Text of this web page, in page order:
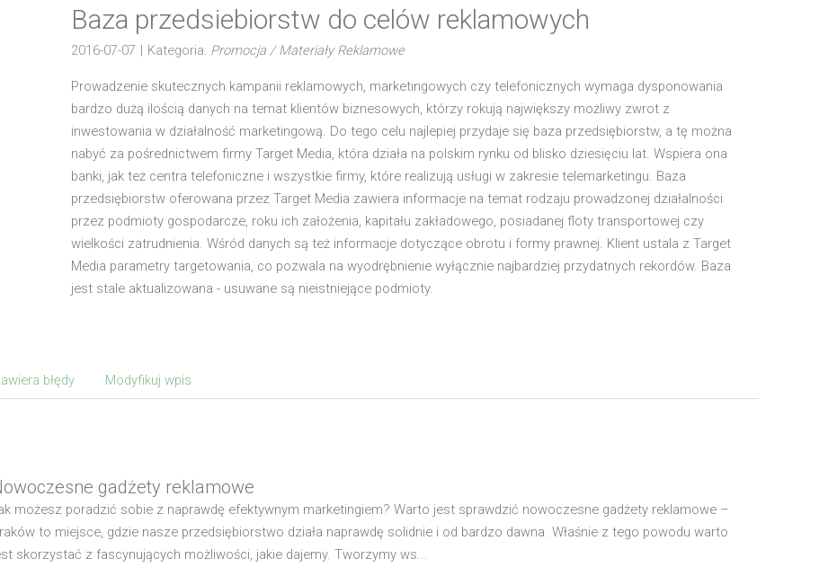
Baza przedsiebiorstw do celów reklamowych
2016-07-07 Kategoria: Promocja / Materiały Reklamowe
Prowadzenie skutecznych kampanii reklamowych, marketingowych czy telefonicznych wymaga dysponowania
bardzo dużą ilością danych na temat klientów biznesowych, którzy rokują największy możliwy zwrot z
inwestowania w działalność marketingową. Do tego celu najlepiej przydaje się baza przedsiębiorstw, a tę można
nabyć za pośrednictwem firmy Target Media, która działa na polskim rynku od blisko dziesięciu lat. Wspiera ona
banki, jak też centra telefoniczne i wszystkie firmy, które realizują usługi w zakresie telemarketingu. Baza
przedsiębiorstw oferowana przez Target Media zawiera informacje na temat rodzaju prowadzonej działalności
przez podmioty gospodarcze, roku ich założenia, kapitału zakładowego, posiadanej floty transportowej czy
wielkości zatrudnienia. Wśród danych są też informacje dotyczące obrotu i formy prawnej. Klient ustala z Target
Media parametry targetowania, co pozwala na wyodrębnienie wyłącznie najbardziej przydatnych rekordów. Baza
jest stale aktualizowana - usuwane są nieistniejące podmioty.
błędy Modyfikuj wpis
gadżety reklamowe
możesz poradzić sobie z naprawdę efektywnym marketingiem? Warto jest sprawdzić nowoczesne gadżety reklamowe –
to miejsce, gdzie nasze przedsiębiorstwo działa naprawdę solidnie i od bardzo dawna. Właśnie z tego powodu warto
skorzystać z fascynujących możliwości, jakie dajemy. Tworzymy ws...